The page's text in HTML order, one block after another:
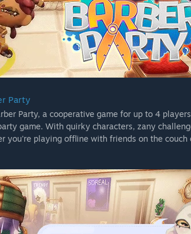
Party
Party, a cooperative game for up to 4
game. With quirky characters, zany
you're playing offline with friends on the